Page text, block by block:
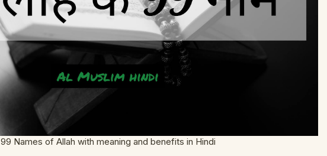
99 Names of Allah with meaning and benefits in Hindi